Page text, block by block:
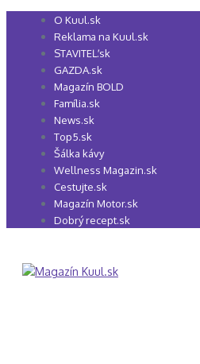
Preskočiť
O Kuul.sk
Reklama na Kuul.sk
STAVITEĽ.sk
GAZDA.sk
Magazín BOLD
Família.sk
News.sk
Top5.sk
Šálka kávy
Wellness Magazin.sk
Cestujte.sk
Magazín Motor.sk
Dobrý recept.sk